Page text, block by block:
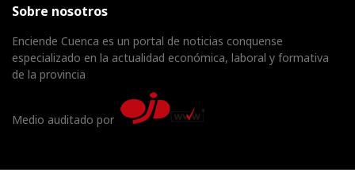
Sobre nosotros
Enciende Cuenca es un portal de noticias conquense
especializado en la actualidad económica, laboral y formativa
de la provincia
Medio auditado por